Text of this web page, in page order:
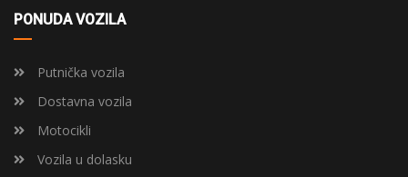
PONUDA VOZILA
Putnička vozila
Dostavna vozila
Motocikli
Vozila u dolasku